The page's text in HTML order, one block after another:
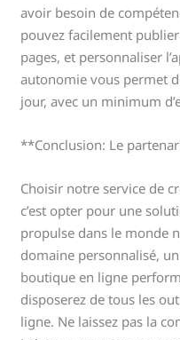
avoir besoin de
pouvez facilement
pages, et personnaliser
autonomie vous permet
jour, avec un minimum
**Conclusion: Le
Choisir notre service de
c’est opter pour une
propulse dans le monde
domaine personnalisé,
boutique en ligne
disposerez de tous les
ligne. Ne laissez pas la